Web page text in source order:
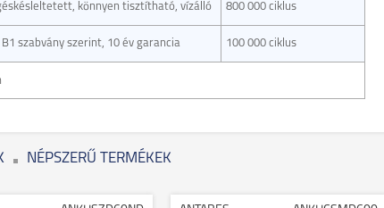
könnyen tisztítható, vízálló 800 000 ciklus
B1 szabvány szerint, 10 év garancia 100 000 ciklus
NÉPSZERŰ TERMÉKEK